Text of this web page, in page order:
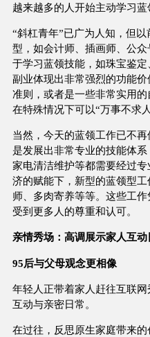
越来越多的人开始主动学习蓝
“斜杠青年”已广为人知，但
型，如会计师、插画师、公
于学习蓝领技能，如珠宝鉴
副业体现出非常强烈的功能
准则，或者是一些非常实用
在特殊情况下可以“万事不求人
当然，今天的蓝领工作已不
是发展出非常专业的技能体系
家电清洁维护等都需要经过
济的赋能下，新型的蓝领型
师、多肉寄养等等。这些工
受到更多人的尊重和认可。
亲情秀场：高调展示家人互动
95后与父母观念更相像
年轻人正带着家人赶往互联
互动与亲密日常。
在过往，反思原生家庭带来